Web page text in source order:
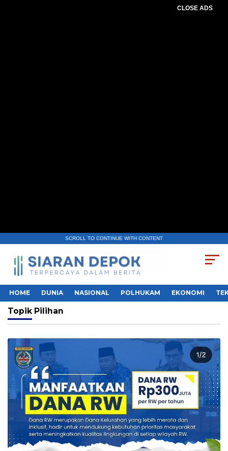
CLOSE ADS
SCROLL TO CONTINUE WITH CONTENT
HOME DUNIA NASIONAL POLHUKAM EKONOMI
Topik Pilihan